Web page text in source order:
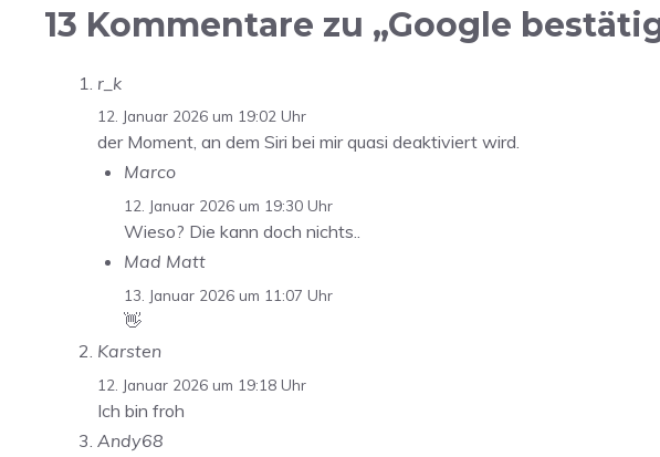
13 Kommentare zu „Google
r_k
12. Januar 2026 um 19:02 Uhr
der Moment, an dem Siri bei mir quasi deaktiviert wird.
Marco
12. Januar 2026 um 19:30 Uhr
Wieso? Die kann doch nichts..
Mad Matt
13. Januar 2026 um 11:07 Uhr
👋
Karsten
12. Januar 2026 um 19:18 Uhr
Ich bin froh
Andy68